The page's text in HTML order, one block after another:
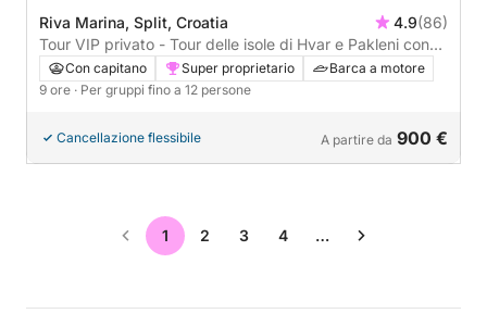
Riva Marina, Split, Croatia 4.9(86)
Tour VIP privato - Tour delle isole di Hvar e Pakleni con
splendide lagune blu - Giornata intera
Con capitano Super proprietario
Barca a motore
9 ore · Per gruppi fino a 12 persone
Cancellazione flessibile A partire da 900 €
1 2 3 4 …